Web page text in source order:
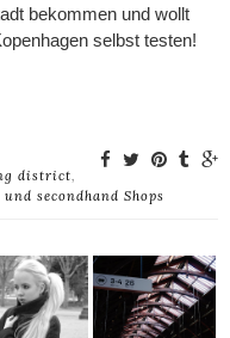
bekommen und wollt
selbst testen!
district,
secondhand Shops